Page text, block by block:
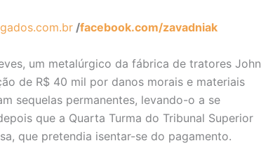
/facebook.com/zavadniak
um metalúrgico da fábrica de tratores John
de R$ 40 mil por danos morais e materiais
sequelas permanentes, levando-o a se
que a Quarta Turma do Tribunal Superior
que pretendia isentar-se do pagamento.